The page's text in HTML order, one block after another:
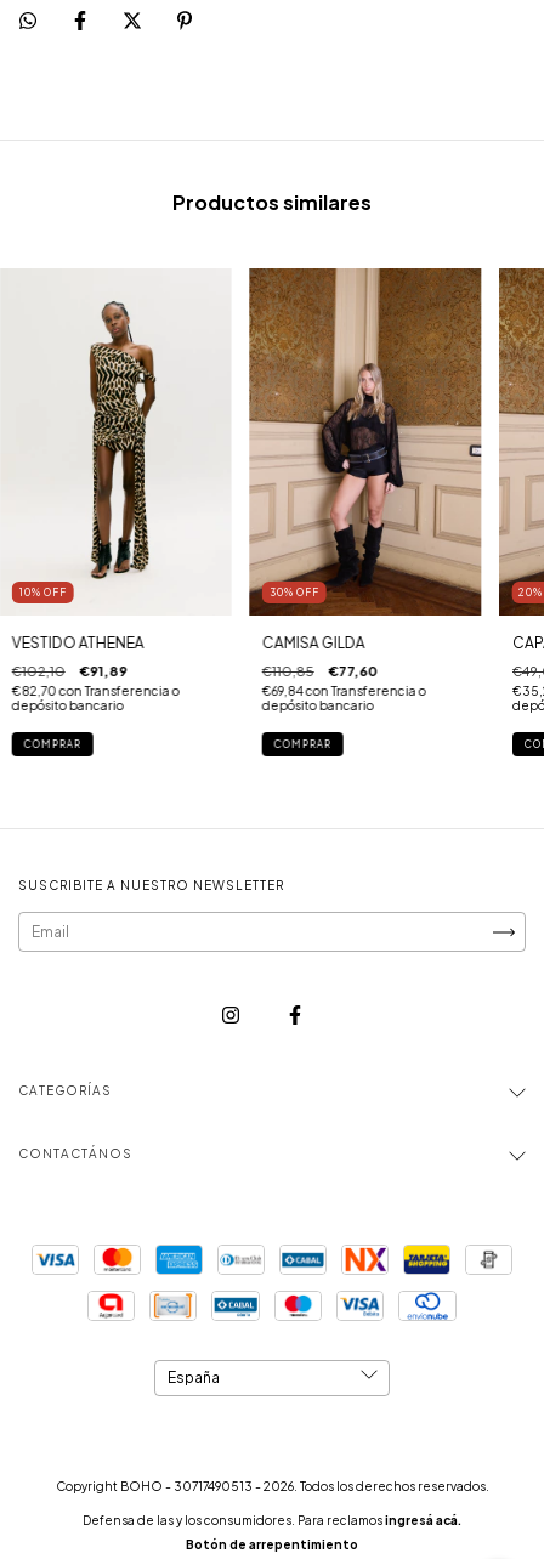
Productos similares
10% OFF
VESTIDO ATHENEA
€102,10 €91,89
€82,70con Transferencia o
depósito bancario
COMPRAR
30% OFF
CAMISA GILDA
€110,85 €77,60
€69,84con Transferencia o
depósito bancario
COMPRAR
20
SUSCRIBITE A NUESTRO NEWSLETTER
CATEGORÍAS
CONTACTÁNOS
Copyright BOHO - 30717490513 - 2026. Todos los derechos reservados.
Defensa de las y los consumidores. Para reclamosingresá acá.
Botón de arrepentimiento